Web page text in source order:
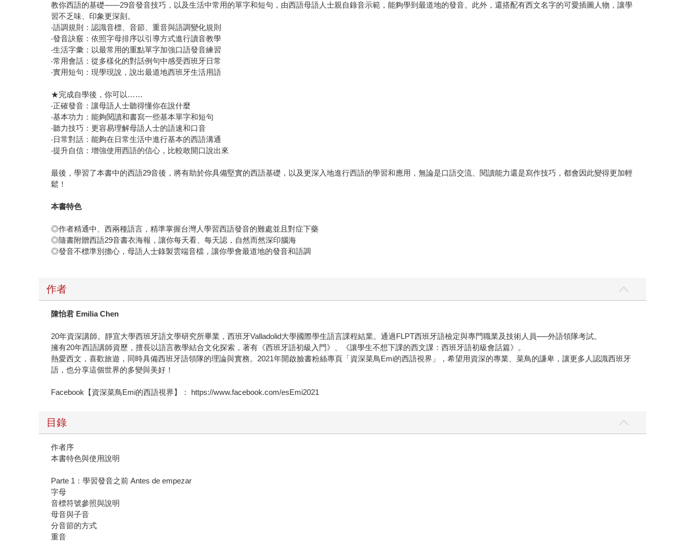
教你西語的基礎——29音發音技巧，以及生活中常用的單字和短句，由西語母語人士親自錄音示範，能夠學到最道地的發音。此外，還搭配有西文名字的可愛插圖人物，讓學
習不乏味、印象更深刻。
‧語調規則：認識音標、音節、重音與語調變化規則
‧發音訣竅：依照字母排序以引導方式進行讀音教學
‧生活字彙：以最常用的重點單字加強口語發音練習
‧常用會話：從多樣化的對話例句中感受西班牙日常
‧實用短句：現學現說，說出最道地西班牙生活用語
★完成自學後，你可以……
‧正確發音：讓母語人士聽得懂你在說什麼
‧基本功力：能夠閱讀和書寫一些基本單字和短句
‧聽力技巧：更容易理解母語人士的語速和口音
‧日常對話：能夠在日常生活中進行基本的西語溝通
‧提升自信：增強使用西語的信心，比較敢開口說出來
最後，學習了本書中的西語29音後，將有助於你具備堅實的西語基礎，以及更深入地進行西語的學習和應用，無論是口語交流、閱讀能力還是寫作技巧，都會因此變得更加輕
鬆！
本書特色
◎作者精通中、西兩種語言，精準掌握台灣人學習西語發音的難處並且對症下藥
◎隨書附贈西語29音書衣海報，讓你每天看、每天認，自然而然深印腦海
◎發音不標準別擔心，母語人士錄製雲端音檔，讓你學會最道地的發音和語調
作者
陳怡君 Emilia Chen
20年資深講師。靜宜大學西班牙語文學研究所畢業，西班牙Valladolid大學國際學生語言課程結業。通過FLPT西班牙語檢定與專門職業及技術人員──外語領隊考試。
擁有20年西語講師資歷，擅長以語言教學結合文化探索，著有《西班牙語初級入門》、《讓學生不想下課的西文課：西班牙語初級會話篇》。
熱愛西文，喜歡旅遊，同時具備西班牙語領隊的理論與實務。2021年開啟臉書粉絲專頁「資深菜鳥Emi的西語視界」，希望用資深的專業、菜鳥的謙卑，讓更多人認識西班牙
語，也分享這個世界的多變與美好！
Facebook【資深菜鳥Emi的西語視界】： https://www.facebook.com/esEmi2021
目錄
作者序
本書特色與使用說明
Parte 1：學習發音之前 Antes de empezar
字母
音標符號參照與說明
母音與子音
分音節的方式
重音